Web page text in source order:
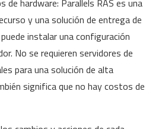
y una solución de entrega de
instalar una configuración
No se requieren servidores de
para una solución de alta
significa que no hay costos de